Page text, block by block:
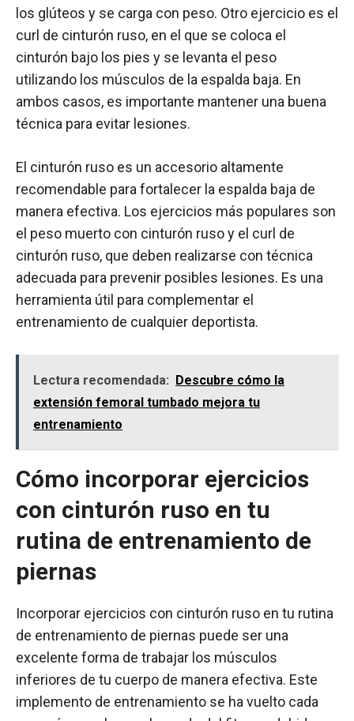
los glúteos y se carga con peso. Otro ejercicio es el
curl de cinturón ruso, en el que se coloca el
cinturón bajo los pies y se levanta el peso
utilizando los músculos de la espalda baja. En
ambos casos, es importante mantener una buena
técnica para evitar lesiones.
El cinturón ruso es un accesorio altamente
recomendable para fortalecer la espalda baja de
manera efectiva. Los ejercicios más populares son
el peso muerto con cinturón ruso y el curl de
cinturón ruso, que deben realizarse con técnica
adecuada para prevenir posibles lesiones. Es una
herramienta útil para complementar el
entrenamiento de cualquier deportista.
Lectura recomendada: Descubre cómo la
extensión femoral tumbado mejora tu
entrenamiento
Cómo incorporar ejercicios
con cinturón ruso en tu
rutina de entrenamiento de
piernas
Incorporar ejercicios con cinturón ruso en tu rutina
de entrenamiento de piernas puede ser una
excelente forma de trabajar los músculos
inferiores de tu cuerpo de manera efectiva. Este
implemento de entrenamiento se ha vuelto cada